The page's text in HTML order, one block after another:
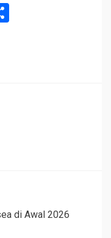
di Awal 2026